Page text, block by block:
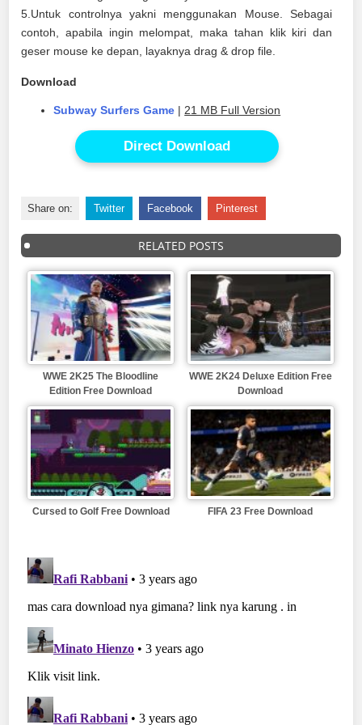
5.Untuk controlnya yakni menggunakan Mouse. Sebagai
contoh, apabila ingin melompat, maka tahan klik kiri dan
geser mouse ke depan, layaknya drag & drop file.
Download
Subway Surfers Game |21 MB Full Version
Direct Download
Share on: Twitter Facebook Pinterest
RELATED POSTS
WWE 2K25 The Bloodline
Edition Free Download
WWE 2K24 Deluxe Edition Free
Download
Cursed to Golf Free Download FIFA 23 Free Download